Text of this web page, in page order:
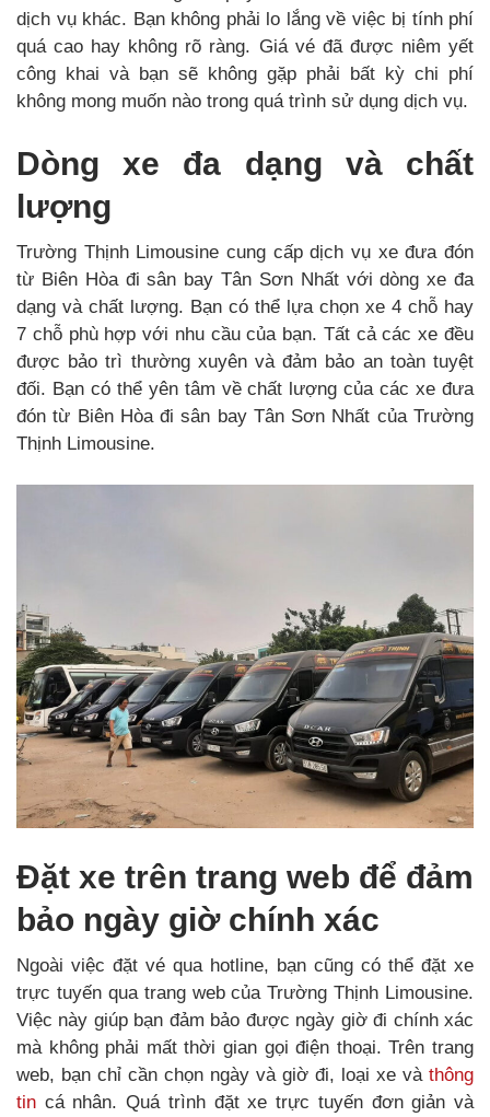
dịch vụ khác. Bạn không phải lo lắng về việc bị tính phí
quá cao hay không rõ ràng. Giá vé đã được niêm yết
công khai và bạn sẽ không gặp phải bất kỳ chi phí
không mong muốn nào trong quá trình sử dụng dịch vụ.
Dòng xe đa dạng và chất
lượng
Trường Thịnh Limousine cung cấp dịch vụ xe đưa đón
từ Biên Hòa đi sân bay Tân Sơn Nhất với dòng xe đa
dạng và chất lượng. Bạn có thể lựa chọn xe 4 chỗ hay
7 chỗ phù hợp với nhu cầu của bạn. Tất cả các xe đều
được bảo trì thường xuyên và đảm bảo an toàn tuyệt
đối. Bạn có thể yên tâm về chất lượng của các xe đưa
đón từ Biên Hòa đi sân bay Tân Sơn Nhất của Trường
Thịnh Limousine.
Đặt xe trên trang web để đảm
bảo ngày giờ chính xác
Ngoài việc đặt vé qua hotline, bạn cũng có thể đặt xe
trực tuyến qua trang web của Trường Thịnh Limousine.
Việc này giúp bạn đảm bảo được ngày giờ đi chính xác
mà không phải mất thời gian gọi điện thoại. Trên trang
web, bạn chỉ cần chọn ngày và giờ đi, loại xe và thông
tin cá nhân. Quá trình đặt xe trực tuyến đơn giản và